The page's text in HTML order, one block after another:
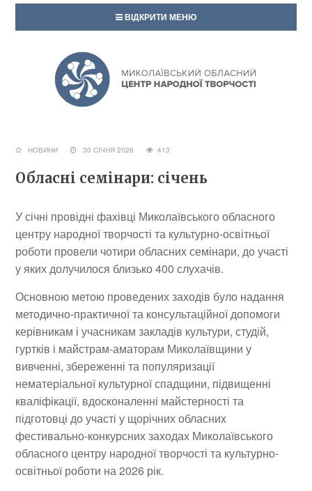
ВІДКРИТИ МЕНЮ
НОВИНИ 30 СІЧНЯ 2026 413
Обласні семінари: січень
У січні провідні фахівці Миколаївського обласного
центру народної творчості та культурно-освітньої
роботи провели чотири обласних семінари, до участі
у яких долучилося близько 400 слухачів.
Основною метою проведених заходів було надання
методично-практичної та консультаційної допомоги
керівникам і учасникам закладів культури, студій,
гуртків і майстрам-аматорам Миколаївщини у
вивченні, збереженні та популяризації
нематеріальної культурної спадщини, підвищенні
кваліфікації, вдосконаленні майстерності та
підготовці до участі у щорічних обласних
фестивально-конкурсних заходах Миколаївського
обласного центру народної творчості та культурно-
освітньої роботи на 2026 рік.